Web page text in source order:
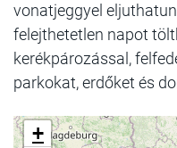
vonatjeggyel
felejthetetlen napot
kerékpározással,
parkokat, erdőket és
+